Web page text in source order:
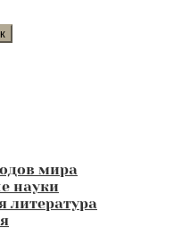
мира
науки
литература